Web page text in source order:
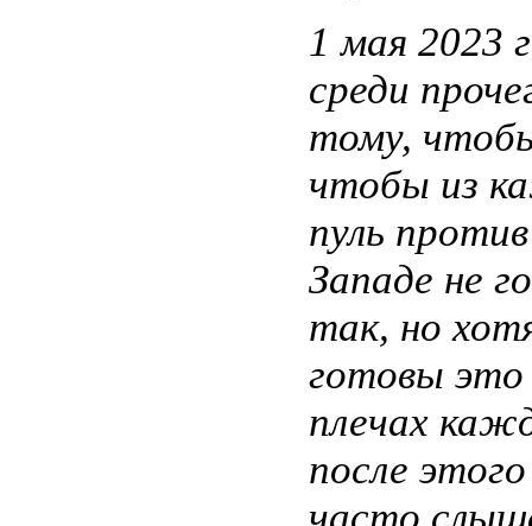
1 мая 2023
среди
тому,
чтобы из
пуль
Западе не
так, но
готовы
плечах
после